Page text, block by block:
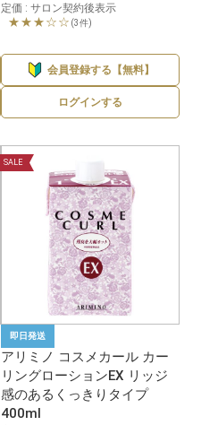
定価 : サロン契約後表示
★★★☆☆ (3件)
会員登録する【無料】
ログインする
SALE
即日発送
アリミノ コスメカール カー
リングローションEX リッジ
感のあるくっきりタイプ
400ml